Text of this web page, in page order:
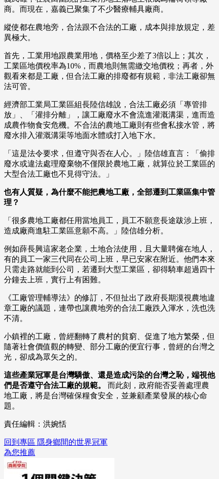
商。而現在，嘉義已聚集了不少醫療輔具廠商。
縱使都在農地旁，合法跟不合法的工廠，成本與排放規定，差
異極大。
首先，工業用地跟農業用地，價格至少差了3倍以上；其次，
工業區地價稅率為10%，而農地則無需繳交地價稅；再者，外
觀看來都是工廠，但合法工廠的排廢都有規範，非法工廠卻無
法可管。
經濟部工業局工業區組長陸信雄說，合法工廠必須「專管排
放」、「灌排分離」，讓工廠廢水不會流進灌溉溝渠，進而造
成農作物食安危機。不合法的農地工廠則有些會私接水管，將
廢水排入灌溉溝渠等地面水體或打入地下水。
「這是法令要求，但遵守與否在人心。」陸信雄直言：「偷排
廢水或違法處理廢棄物不僅限於農地工廠，就算位於工業區的
大型合法工廠也不見得守法。」
也有人質疑，為什麼不能把農地工廠，全部遷到工業區集中管
理？
「很多農地工廠都任用當地員工，員工不願意長途跋涉上班，
造成廠商進駐工業區意願不高。」陸信雄分析。
例如薛長興這家老企業，土地合法使用，且大量聘僱在地人，
有的員工一家三代同在公司上班，早已安家在附近。他們本來
只需走路就能到公司，若遷到大型工業區，卻得騎車超過四十
分鐘去上班，實行上有困難。
《工廠管理輔導法》的修訂，不但扯出了政府長期漠視農地違
章工廠的議題，連帶也讓農地旁的合法工廠跌入渾水，洗也洗
不清。
小鎮裡的工廠，曾經翻轉了農村的貧窮、促進了地方繁榮，但
隨著社會價值觀的轉變、部分工廠的便宜行事，曾經的台灣之
光，卻成為眾矢之的。
這些產業冠軍是台灣驕傲、還是造成污染的台灣之恥，端視他
們是否遵守合法工廠的規範。
而此刻，政府能否妥善處理農
地工廠，將是台灣確保糧食安全，並兼顧產業發展的核心命
題。
責任編輯：洪婉恬
回到專區 隱身鄉間的世界冠軍
為您推薦